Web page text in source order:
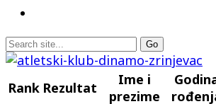
Rank Rezultat
Ime i
prezime